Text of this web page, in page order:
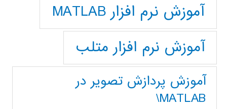
آموزش نرم افزار MATLAB
آموزش نرم افزار متلب
آموزش پردازش تصوير در
MATLAB\